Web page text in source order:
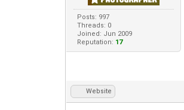
Posts: 997
Threads: 0
Joined: Jun 2009
Reputation: 17
Website